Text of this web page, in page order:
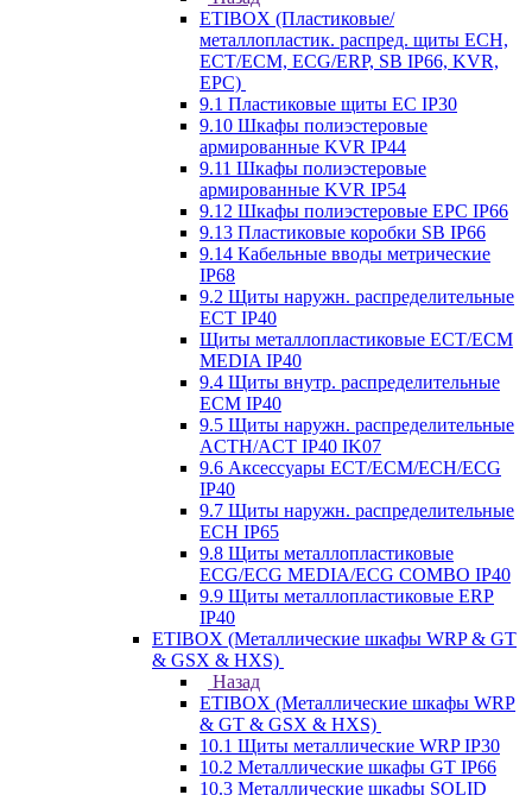
ETIBOX (Пластиковые/
металлопластик. распред. щиты ECH,
ECT/ECM, ECG/ERP, SB IP66, KVR,
EPC)
9.1 Пластиковые щиты EC IP30
9.10 Шкафы полиэстеровые
армированные KVR IP44
9.11 Шкафы полиэстеровые
армированные KVR IP54
9.12 Шкафы полиэстеровые EPC IP66
9.13 Пластиковые коробки SB IP66
9.14 Кабельные вводы метрические
IP68
9.2 Щиты наружн. распределительные
ECT IP40
Щиты металлопластиковые ECT/ECM
MEDIA IP40
9.4 Щиты внутр. распределительные
ECМ IP40
9.5 Щиты наружн. распределительные
ACTH/ACT IP40 IK07
9.6 Аксессуары ECT/ECM/ECH/ECG
IP40
9.7 Щиты наружн. распределительные
ECH IP65
9.8 Щиты металлопластиковые
ECG/ECG MEDIA/ECG COMBO IP40
9.9 Щиты металлопластиковые ERP
IP40
ETIBOX (Металлические шкафы WRP & GT
& GSX & HXS)
Назад
ETIBOX (Металлические шкафы WRP
& GT & GSX & HXS)
10.1 Щиты металлические WRP IP30
10.2 Металлические шкафы GT IP66
10.3 Металлические шкафы SOLID